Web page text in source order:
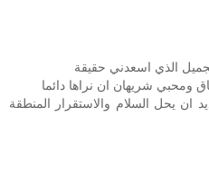
الذي اسعدني حقيقة
ومحبي شريهان ان نراها دائما
ان يحل السلام والاستقرار المنطقة